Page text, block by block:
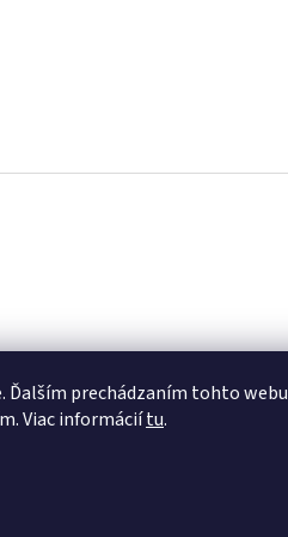
Ďalším prechádzaním tohto webu
Viac informáciítu.